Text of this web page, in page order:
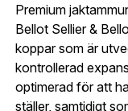
Mer
Mitt konto
Premium
Bellot Sellier &
koppar som är
kontrollerad
optimerad för att
ställer, samtidigt
Logga in
Logga in för att
fakturabetalning
Företag- eller
Org. nummer